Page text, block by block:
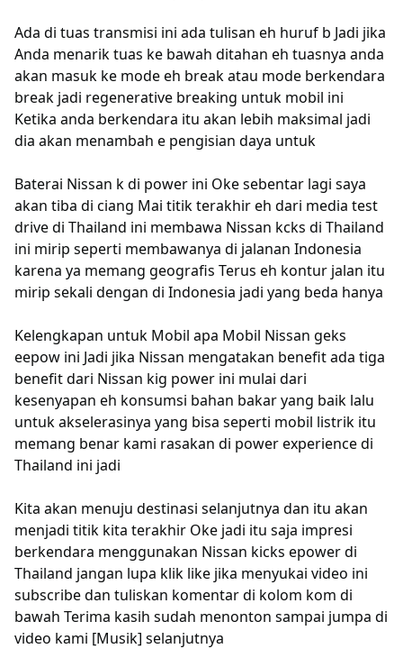
Ada di tuas transmisi ini ada tulisan eh huruf b Jadi jika
Anda menarik tuas ke bawah ditahan eh tuasnya anda
akan masuk ke mode eh break atau mode berkendara
break jadi regenerative breaking untuk mobil ini
Ketika anda berkendara itu akan lebih maksimal jadi
dia akan menambah e pengisian daya untuk
Baterai Nissan k di power ini Oke sebentar lagi saya
akan tiba di ciang Mai titik terakhir eh dari media test
drive di Thailand ini membawa Nissan kcks di Thailand
ini mirip seperti membawanya di jalanan Indonesia
karena ya memang geografis Terus eh kontur jalan itu
mirip sekali dengan di Indonesia jadi yang beda hanya
Kelengkapan untuk Mobil apa Mobil Nissan geks
eepow ini Jadi jika Nissan mengatakan benefit ada tiga
benefit dari Nissan kig power ini mulai dari
kesenyapan eh konsumsi bahan bakar yang baik lalu
untuk akselerasinya yang bisa seperti mobil listrik itu
memang benar kami rasakan di power experience di
Thailand ini jadi
Kita akan menuju destinasi selanjutnya dan itu akan
menjadi titik kita terakhir Oke jadi itu saja impresi
berkendara menggunakan Nissan kicks epower di
Thailand jangan lupa klik like jika menyukai video ini
subscribe dan tuliskan komentar di kolom kom di
bawah Terima kasih sudah menonton sampai jumpa di
video kami [Musik] selanjutnya